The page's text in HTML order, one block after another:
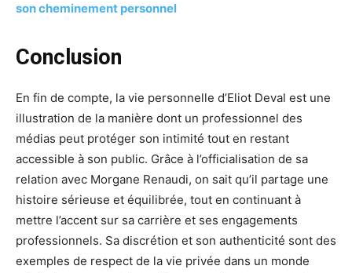
son cheminement personnel
Conclusion
En fin de compte, la vie personnelle d’Eliot Deval est une
illustration de la manière dont un professionnel des
médias peut protéger son intimité tout en restant
accessible à son public. Grâce à l’officialisation de sa
relation avec Morgane Renaudi, on sait qu’il partage une
histoire sérieuse et équilibrée, tout en continuant à
mettre l’accent sur sa carrière et ses engagements
professionnels. Sa discrétion et son authenticité sont des
exemples de respect de la vie privée dans un monde